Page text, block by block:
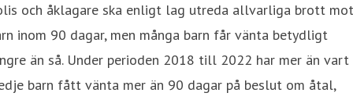
och åklagare ska enligt lag utreda allvarliga brott mot
inom 90 dagar, men många barn får vänta betydligt
än så. Under perioden 2018 till 2022 har mer än vart
barn fått vänta mer än 90 dagar på beslut om åtal,